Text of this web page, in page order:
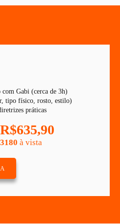
com Gabi (cerca de 3h)
tipo físico, rosto, estilo)
práticas
R$635,90
à vista